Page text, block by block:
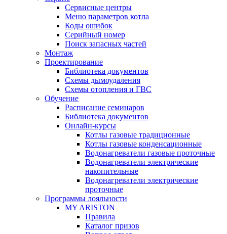
Сервисные центры
Меню параметров котла
Коды ошибок
Серийный номер
Поиск запасных частей
Монтаж
Проектирование
Библиотека документов
Схемы дымоудаления
Схемы отопления и ГВС
Обучение
Расписание семинаров
Библиотека документов
Онлайн-курсы
Котлы газовые традиционные
Котлы газовые конденсационные
Водонагреватели газовые проточные
Водонагреватели электрические
накопительные
Водонагреватели электрические
проточные
Программы лояльности
MY ARISTON
Правила
Каталог призов